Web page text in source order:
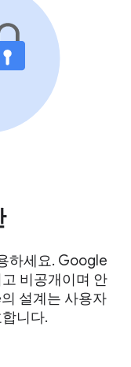
하세요. Google
비공개이며 안
설계는 사용자
니다.